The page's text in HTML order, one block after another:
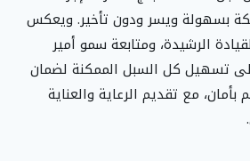
بسهولة ويسر ودون تأخير. ويعكس
الرشيدة، ومتابعة سمو أمير
تسهيل كل السبل الممكنة لضمان
مع تقديم الرعاية والعناية